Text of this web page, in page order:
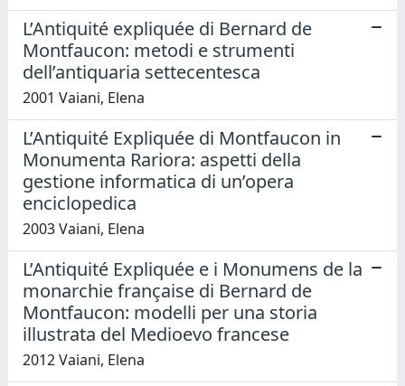
L’Antiquité expliquée di Bernard de
Montfaucon: metodi e strumenti
dell’antiquaria settecentesca
2001 Vaiani, Elena
L’Antiquité Expliquée di Montfaucon in
Monumenta Rariora: aspetti della
gestione informatica di un’opera
enciclopedica
2003 Vaiani, Elena
L’Antiquité Expliquée e i Monumens de la
monarchie française di Bernard de
Montfaucon: modelli per una storia
illustrata del Medioevo francese
2012 Vaiani, Elena